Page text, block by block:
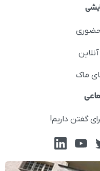
ماک
گفتن داریم!